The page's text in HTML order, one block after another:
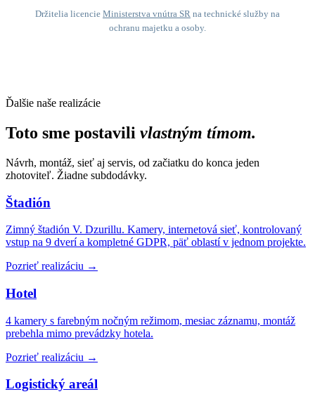
Držitelia licencie Ministerstva vnútra SR na technické služby na
ochranu majetku a osoby.
Ďalšie naše realizácie
Toto sme postavili vlastným tímom.
Návrh, montáž, sieť aj servis, od začiatku do konca jeden
zhotoviteľ. Žiadne subdodávky.
Štadión
Zimný štadión V. Dzurillu. Kamery, internetová sieť, kontrolovaný
vstup na 9 dverí a kompletné GDPR, päť oblastí v jednom projekte.
Pozrieť realizáciu →
Hotel
4 kamery s farebným nočným režimom, mesiac záznamu, montáž
prebehla mimo prevádzky hotela.
Pozrieť realizáciu →
Logistický areál